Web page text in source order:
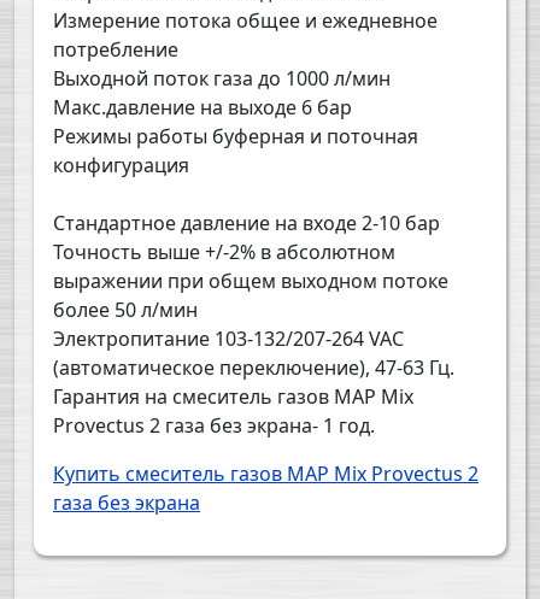
Измерение потока общее и ежедневное
потребление
Выходной поток газа до 1000 л/мин
Макс.давление на выходе 6 бар
Режимы работы буферная и поточная
конфигурация
Стандартное давление на входе 2-10 бар
Точность выше +/-2% в абсолютном
выражении при общем выходном потоке
более 50 л/мин
Электропитание 103-132/207-264 VAC
(автоматическое переключение), 47-63 Гц.
Гарантия на смеситель газов MAP Mix
Provectus 2 газа без экрана- 1 год.
Купить смеситель газов MAP Mix Provectus 2
газа без экрана